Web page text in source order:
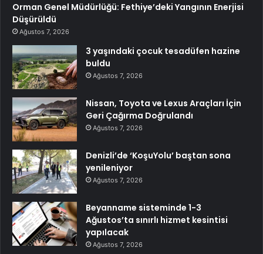
Orman Genel Müdürlüğü: Fethiye’deki Yangının Enerjisi
Düşürüldü
Ağustos 7, 2026
3 yaşındaki çocuk tesadüfen hazine
buldu
Ağustos 7, 2026
Nissan, Toyota ve Lexus Araçları İçin
Geri Çağırma Doğrulandı
Ağustos 7, 2026
Denizli’de ‘KoşuYolu’ baştan sona
yenileniyor
Ağustos 7, 2026
Beyanname sisteminde 1-3
Ağustos’ta sınırlı hizmet kesintisi
yapılacak
Ağustos 7, 2026